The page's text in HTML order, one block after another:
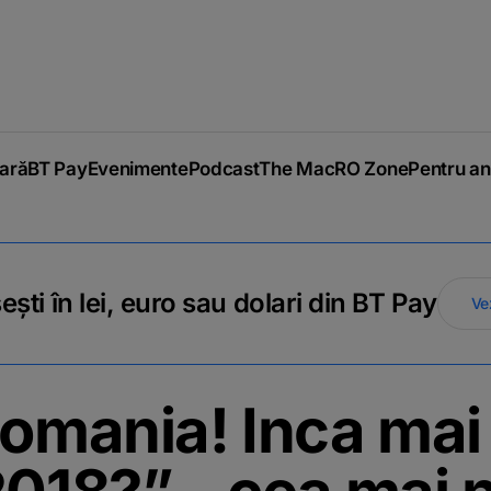
BT PayEvenimentePodcastThe MacRO ZonePentru
în lei, euro sau dolari din BT Pay
Inca